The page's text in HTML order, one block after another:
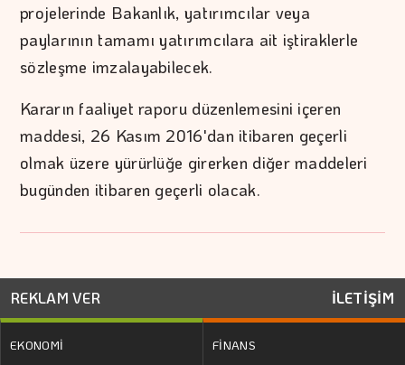
projelerinde Bakanlık, yatırımcılar veya
paylarının tamamı yatırımcılara ait iştiraklerle
sözleşme imzalayabilecek.
Kararın faaliyet raporu düzenlemesini içeren
maddesi, 26 Kasım 2016'dan itibaren geçerli
olmak üzere yürürlüğe girerken diğer maddeleri
bugünden itibaren geçerli olacak.
REKLAM VER İLETİŞİM
EKONOMİ
FİNANS